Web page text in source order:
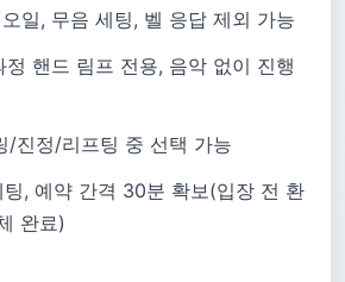
일, 무음 세팅, 벨 응답 제외 가능
정 핸드 림프 전용, 음악 없이 진행
/진정/리프팅 중 선택 가능
팅, 예약 간격 30분 확보(입장 전 환
완료)